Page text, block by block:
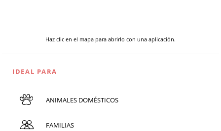
Haz clic en el mapa para abrirlo con una aplicación.
IDEAL PARA
ANIMALES DOMÉSTICOS
FAMILIAS